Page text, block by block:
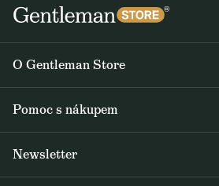
O Gentleman Store
Pomoc s nákupem
Newsletter